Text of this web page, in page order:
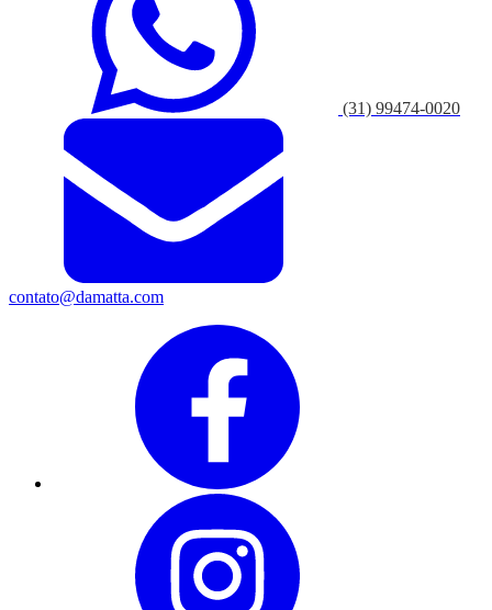
(31) 99474-0020
contato@damatta.com